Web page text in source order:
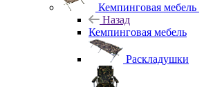
Кемпинговая мебель
Назад
Кемпинговая мебель
Раскладушки